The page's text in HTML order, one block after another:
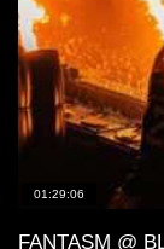
01:29:06
FANTASM @